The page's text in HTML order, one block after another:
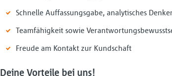
Schnelle Auffassungsgabe, analytisches
Teamfähigkeit sowie
Freude am Kontakt zur Kundschaft
Deine Vorteile bei uns!